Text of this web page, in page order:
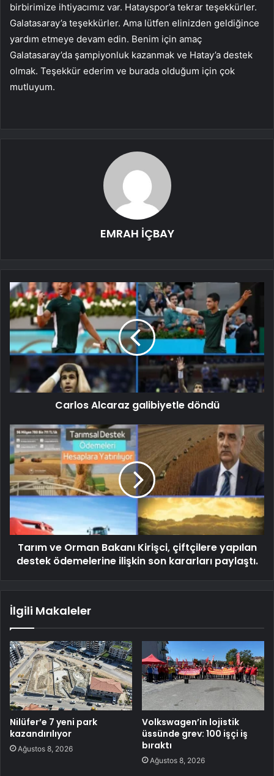
birbirimize ihtiyacımız var. Hatayspor’a tekrar teşekkürler.
Galatasaray’a teşekkürler. Ama lütfen elinizden geldiğince
yardım etmeye devam edin. Benim için amaç
Galatasaray’da şampiyonluk kazanmak ve Hatay’a destek
olmak. Teşekkür ederim ve burada olduğum için çok
mutluyum.
EMRAH İÇBAY
Carlos Alcaraz galibiyetle döndü
Tarım ve Orman Bakanı Kirişci, çiftçilere yapılan
destek ödemelerine ilişkin son kararları paylaştı.
İlgili Makaleler
Nilüfer’e 7 yeni park
kazandırılıyor
Ağustos 8, 2026
Volkswagen’in lojistik
üssünde grev: 100 işçi iş
bıraktı
Ağustos 8, 2026